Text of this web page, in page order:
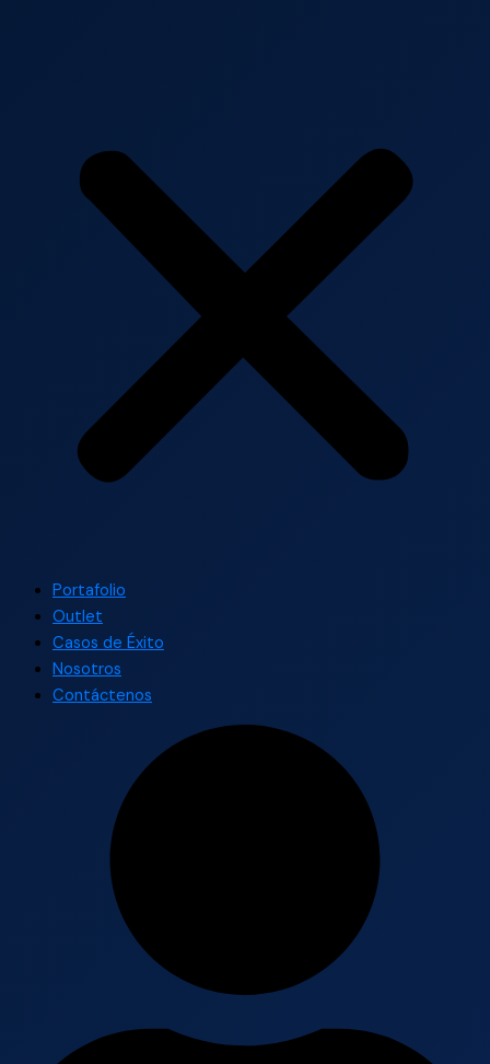
Portafolio
Outlet
Casos de Éxito
Nosotros
Contáctenos